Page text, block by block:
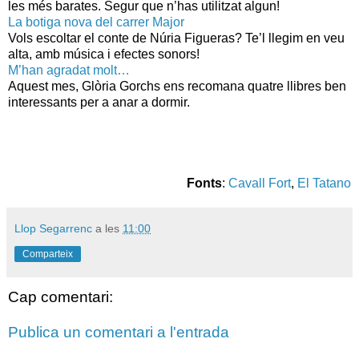
les més barates. Segur que n’has utilitzat algun!
La botiga nova del carrer Major
Vols escoltar el conte de Núria Figueras? Te’l llegim en veu
alta, amb música i efectes sonors!
M’han agradat molt…
Aquest mes, Glòria Gorchs ens recomana quatre llibres ben
interessants per a anar a dormir.
Fonts: Cavall Fort, El Tatano
Llop Segarrenc a les 11:00
Comparteix
Cap comentari:
Publica un comentari a l'entrada